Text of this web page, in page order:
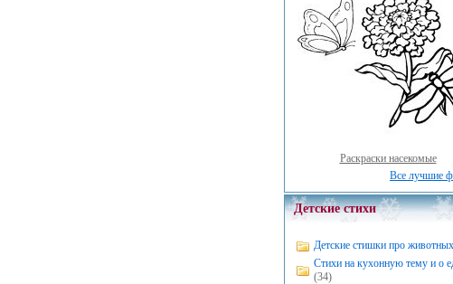
Раскраски насекомые
Все лучшие
Детские стихи
Детские стишки про животных
Стихи на кухонную тему и о
(34)